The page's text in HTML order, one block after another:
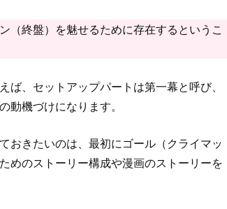
（終盤）を魅せるために存在するというこ
ば、セットアップパートは第一幕と呼び、
動機づけになります。
おきたいのは、最初にゴール（クライマッ
めのストーリー構成や漫画のストーリーを